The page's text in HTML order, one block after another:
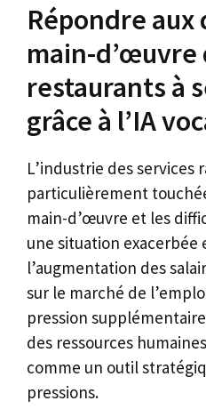
Répondre aux
main-d’œuvre
restaurants à
grâce à l’IA
L’industrie des services
particulièrement
main-d’œuvre et les
une situation exacerbée
l’augmentation des
sur le marché de
pression
des ressources
comme un outil
pressions.